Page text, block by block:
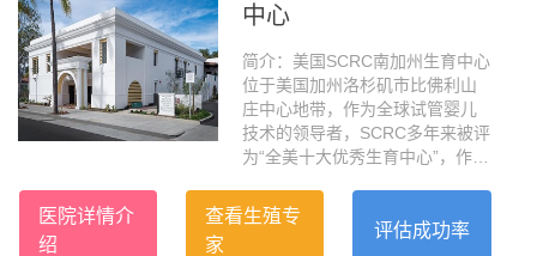
中心
简介：美国SCRC南加州生育中心
位于美国加州洛杉矶市比佛利山
庄中心地带，作为全球试管婴儿
技术的领导者，SCRC多年来被评
为“全美十大优秀生育中心”，作为
被公认为医疗业的黄金标准，大
龄自卵活产成功率全美第一，高
医院详情介
绍
查看生殖专
家
评估成功率